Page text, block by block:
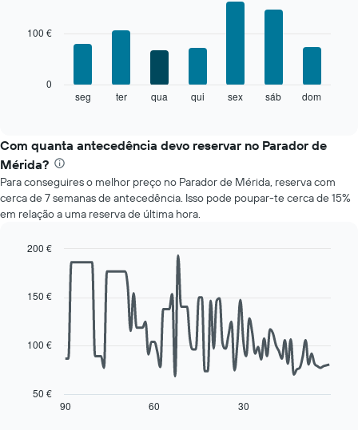
gráfico
apresenta
numa
apresenta
o
preço
médio
de
um
numa
ordenada
o
preço
médio
de
um
quarto
cada
semana
apresenta
os
semana
seg ter qua qui sex sáb dom
0
100 €
Com quanta antecedência devo reservar no Parador de
Mérida?
Para conseguires o melhor preço no Parador de Mérida, reserva com
cerca de 7 semanas de antecedência. Isso pode poupar-te cerca de 15%
em relação a uma reserva de última hora.
with
90
seguinte
90 60 30
50 €
100 €
150 €
200 €